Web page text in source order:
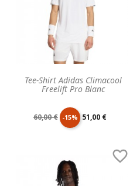
Tee-Shirt Adidas Climacool
Freelift Pro Blanc
Prix
60,00 € -15% Prix
51,00 €
